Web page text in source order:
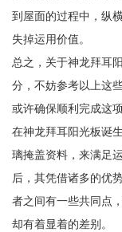
到屋面的过程中，纵
失掉运用价值。
总之，关于神龙拜耳
分，不妨参考以上这
或许确保顺利完成这
在神龙拜耳阳光板诞
璃掩盖资料，来满足
后，其凭借诸多的优
者之间有一些共同点
却有着显着的差别。